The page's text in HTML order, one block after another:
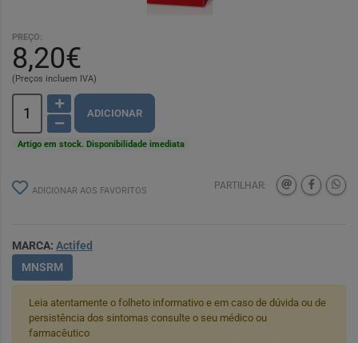
PREÇO:
8,20€
(Preços incluem IVA)
ADICIONAR
Artigo em stock. Disponibilidade imediata
ADICIONAR AOS FAVORITOS PARTILHAR:
MARCA: Actifed
MNSRM
Leia atentamente o folheto informativo e em caso de dúvida ou de
persistência dos sintomas consulte o seu médico ou
farmacêutico